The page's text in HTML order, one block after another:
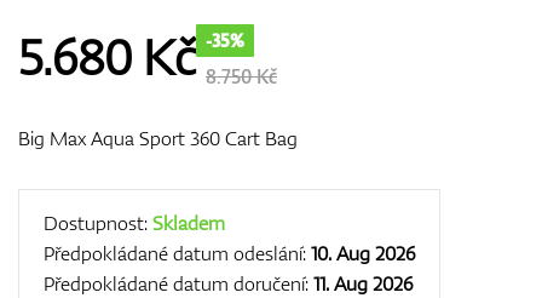
Dárkové poukazy
5.680 Kč -35%
8.750 Kč
Big Max Aqua Sport 360 Cart Bag
Dostupnost:Skladem
Předpokládané datum odeslání:10. Aug 2026
Předpokládané datum doručení:11. Aug 2026